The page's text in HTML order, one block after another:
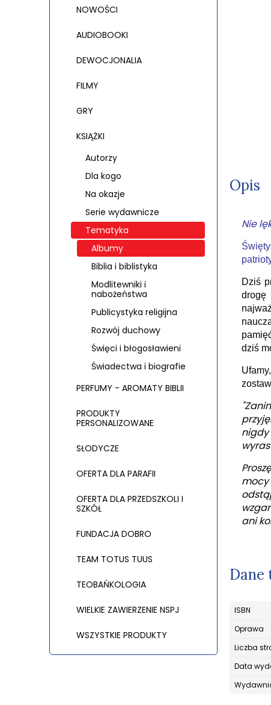
NOWOŚCI
AUDIOBOOKI
DEWOCJONALIA
FILMY
GRY
KSIĄŻKI
Autorzy
Dla kogo
Na okazje
Serie wydawnicze
Tematyka
Albumy
Biblia i biblistyka
Modlitewniki i
nabożeństwa
Publicystyka religijna
Rozwój duchowy
Święci i błogosławieni
Świadectwa i biografie
PERFUMY - AROMATY BIBLII
PRODUKTY
PERSONALIZOWANE
SŁODYCZE
OFERTA DLA PARAFII
OFERTA DLA PRZEDSZKOLI I
SZKÓŁ
FUNDACJA DOBRO
TEAM TOTUS TUUS
TEOBAŃKOLOGIA
WIELKIE ZAWIERZENIE NSPJ
WSZYSTKIE PRODUKTY
Opis
Nie
Dziś
drogę
dziś
ani
Dane
ISBN
Oprawa
Liczba
Data